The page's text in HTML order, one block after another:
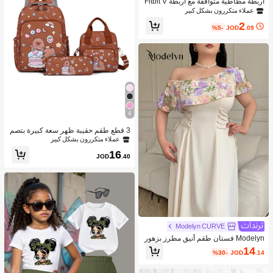
بطة ساعة ذكية من نايلون ناعم ل- Fitbit
عملاء متكررون بشكل كبير
JOD2 .09
%5-
Modelyn CURVE
Modelyn فستان طقم أنيق مطرز بزهور
بخامة إضافية مع ياقة غير متماثلة الحجم
JOD14.14
%30-
4
3 قطع طقم حقيبة ظهر سعة كبيرة بتصم
يم كابيبارا الكرتوني الجميل، مناسبة للمد
عملاء متكررون بشكل كبير
JOD16.40